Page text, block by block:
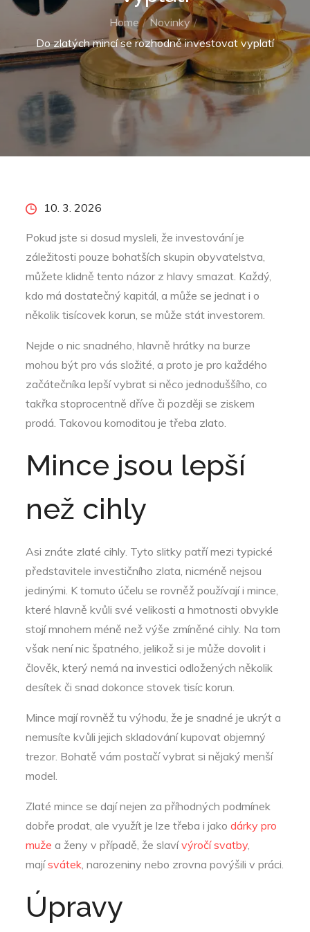
Home
Novinky
Do zlatých mincí se rozhodně investovat vyplatí
Posted10. 3. 2026
Pokud jste si dosud mysleli, že investování je
záležitosti pouze bohatších skupin obyvatelstva,
můžete klidně tento názor z hlavy smazat. Každý,
kdo má dostatečný kapitál, a může se jednat i o
několik tisícovek korun, se může stát investorem.
Nejde o nic snadného, hlavně hrátky na burze
mohou být pro vás složité, a proto je pro každého
začátečníka lepší vybrat si něco jednoduššího, co
takřka stoprocentně dříve či později se ziskem
prodá. Takovou komoditou je třeba zlato.
Mince jsou lepší
než cihly
Asi znáte zlaté cihly. Tyto slitky patří mezi typické
představitele investičního zlata, nicméně nejsou
jedinými. K tomuto účelu se rovněž používají i mince,
které hlavně kvůli své velikosti a hmotnosti obvykle
stojí mnohem méně než výše zmíněné cihly. Na tom
však není nic špatného, jelikož si je může dovolit i
člověk, který nemá na investici odložených několik
desítek či snad dokonce stovek tisíc korun.
Mince mají rovněž tu výhodu, že je snadné je ukrýt a
nemusíte kvůli jejich skladování kupovat objemný
trezor. Bohatě vám postačí vybrat si nějaký menší
model.
Zlaté mince se dají nejen za příhodných podmínek
dobře prodat, ale využít je lze třeba i jakodárky pro
muže a ženy v případě, že slavívýročí svatby
majísvátek , narozeniny nebo zrovna povýšili v práci.
Úpravy